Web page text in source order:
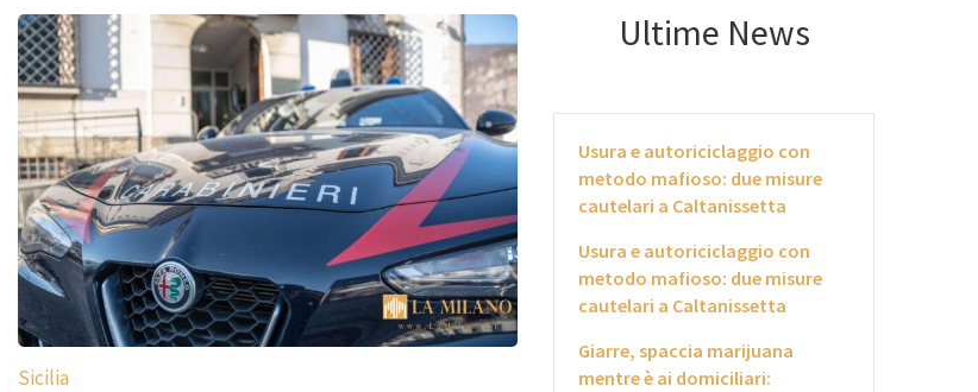
Sicilia
Ultime News
Usura e autoriciclaggio con
metodo mafioso: due misure
cautelari a Caltanissetta
Usura e autoriciclaggio con
metodo mafioso: due misure
cautelari a Caltanissetta
Giarre, spaccia marijuana
mentre è ai domiciliari: